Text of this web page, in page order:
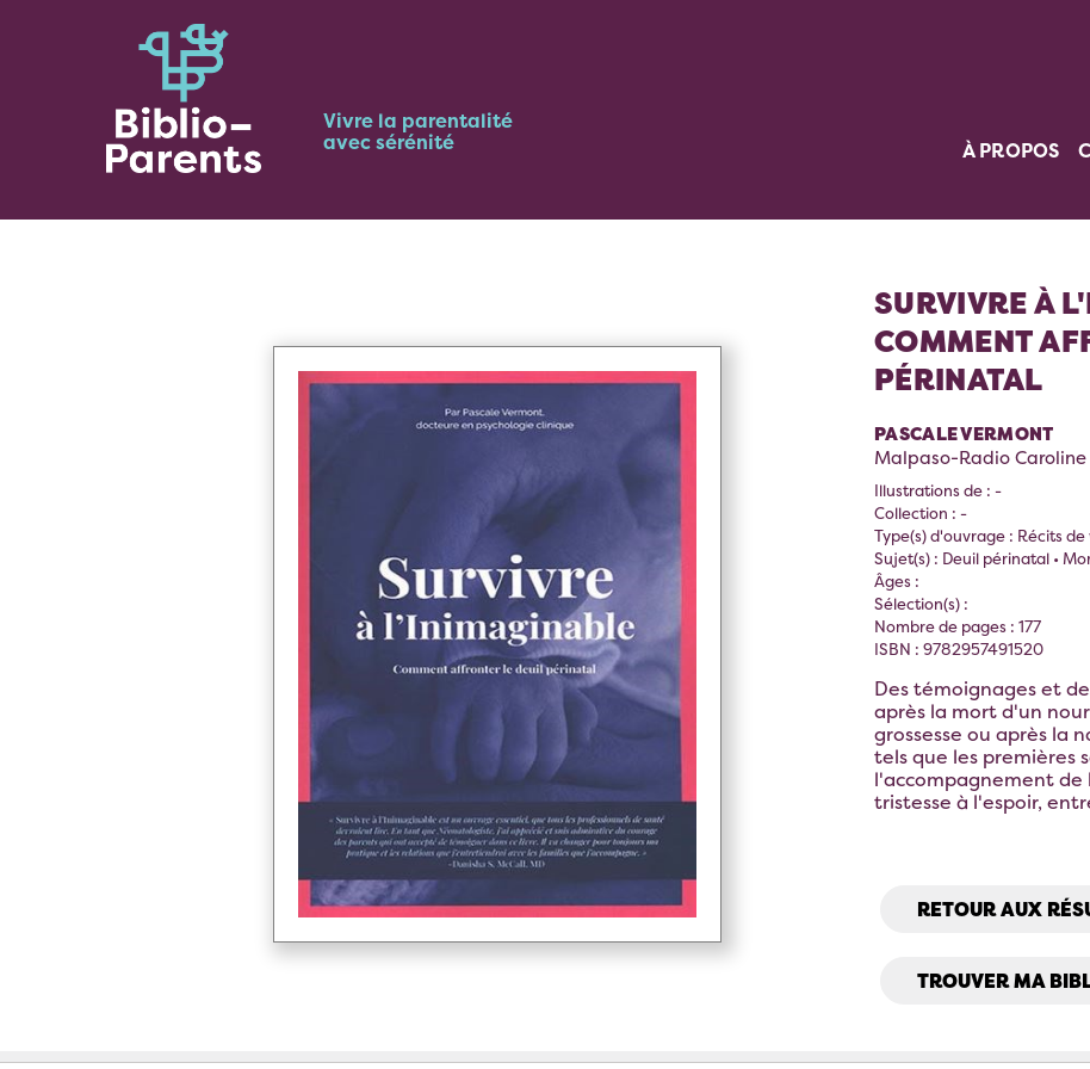
Vivre la parentalité
avec sérénité
À PROPOS
SURVIVRE À
COMMENT
PÉRINATAL
PASCALE VERMONT
Malpaso-Radio
Illustrations de : -
Collection : -
Type(s) d'ouvrage : Récits
Sujet(s) : Deuil périnatal •
Âges :
Sélection(s) :
Nombre de pages : 177
ISBN : 9782957491520
Des témoignages et
après la mort d'un
grossesse ou après la
tels que les premières
l'accompagnement de
tristesse à l'espoir,
RETOUR AUX
TROUVER MA